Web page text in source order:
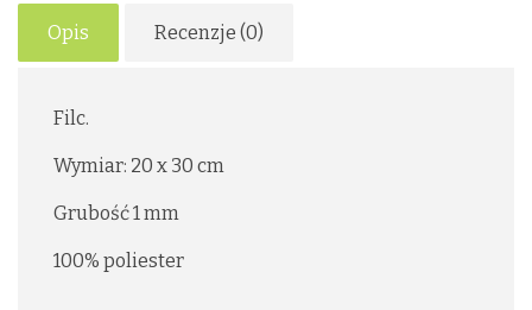
Opis Recenzje (0)
Filc.
Wymiar: 20 x 30 cm
Grubość 1 mm
100% poliester